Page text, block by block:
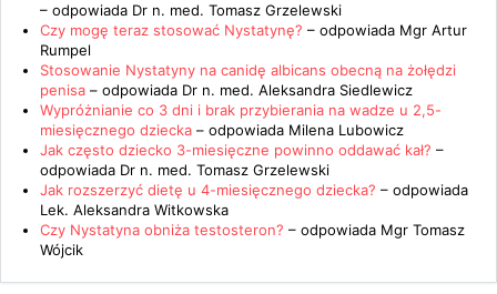
– odpowiada Dr n. med. Tomasz Grzelewski
Czy mogę teraz stosować Nystatynę? – odpowiada Mgr Artur
Rumpel
Stosowanie Nystatyny na canidę albicans obecną na żołędzi
penisa – odpowiada Dr n. med. Aleksandra Siedlewicz
Wypróżnianie co 3 dni i brak przybierania na wadze u 2,5-
miesięcznego dziecka – odpowiada Milena Lubowicz
Jak często dziecko 3-miesięczne powinno oddawać kał? –
odpowiada Dr n. med. Tomasz Grzelewski
Jak rozszerzyć dietę u 4-miesięcznego dziecka? – odpowiada
Lek. Aleksandra Witkowska
Czy Nystatyna obniża testosteron? – odpowiada Mgr Tomasz
Wójcik